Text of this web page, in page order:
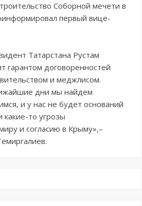
Соборной мечети в
первый вице-
Татарстана Рустам
гарантом договоренностей
и меджлисом.
дни мы найдем
и у нас не будет оснований
какие-то угрозы
и согласию в Крыму»,–